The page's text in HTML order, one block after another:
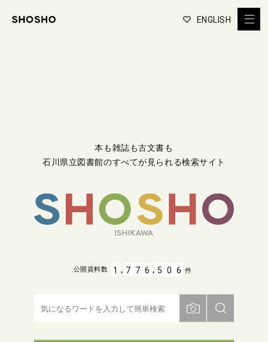
ENGLISH
本も雑誌も古文書も
石川県立図書館のすべてが見られる検索サイト
公開資料数 1 , 7 7 6 , 5 0 6 件